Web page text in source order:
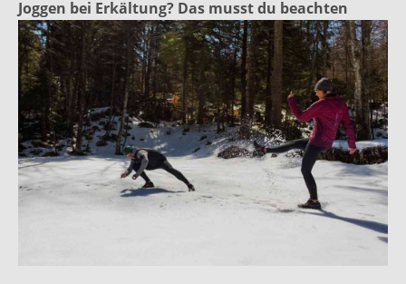
Joggen bei Erkältung? Das musst du beachten